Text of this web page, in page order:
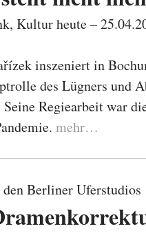
Kultur heute –
inszeniert in
des Lügners und
Regiearbeit war
mehr…
Berliner Uferstudios